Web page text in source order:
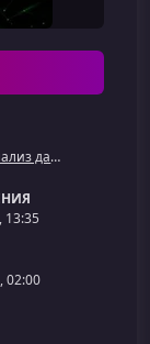
Обработка и анализ данных
13:35
02:00